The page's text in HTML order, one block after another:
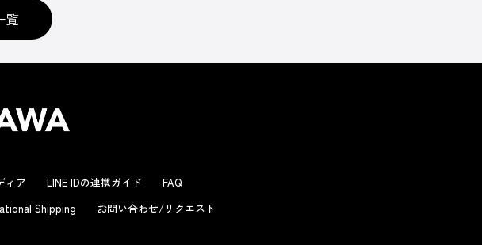
覧
ィア LINE IDの連携ガイド
FAQ
Shipping お問い合わせ/リクエスト